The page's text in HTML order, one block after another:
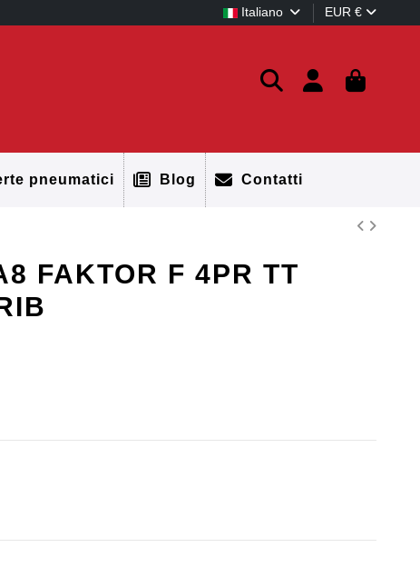
Italiano EUR €
pneumatici Blog Contatti
FAKTOR F 4PR TT